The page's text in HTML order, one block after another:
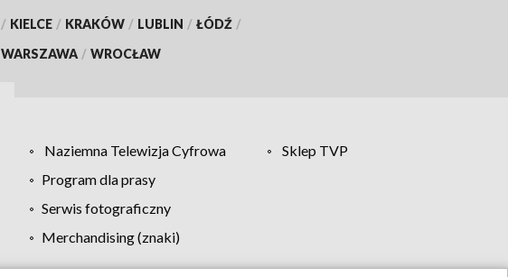
/ KIELCE / KRAKÓW / LUBLIN / ŁÓDŹ /
WARSZAWA / WROCŁAW
Naziemna Telewizja Cyfrowa
Sklep TVP
Program dla prasy
Serwis fotograficzny
Merchandising (znaki)